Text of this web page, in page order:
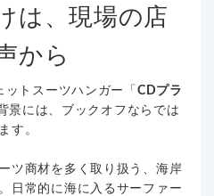
は、現場の店
から
トスーツハンガー「 CDプラ
景には、ブックオフならでは
す。
ツ商材を多く取り扱う、海岸
日常的に海に入るサーファー